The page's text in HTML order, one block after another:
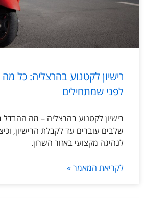
רישיון לקטנוע בהרצליה: כל
לפני שמתחילים
שלבים עוברים עד לקבלת הרישיון,
לנהיגה מקצועי באזור השרון.
לקריאת המאמר »